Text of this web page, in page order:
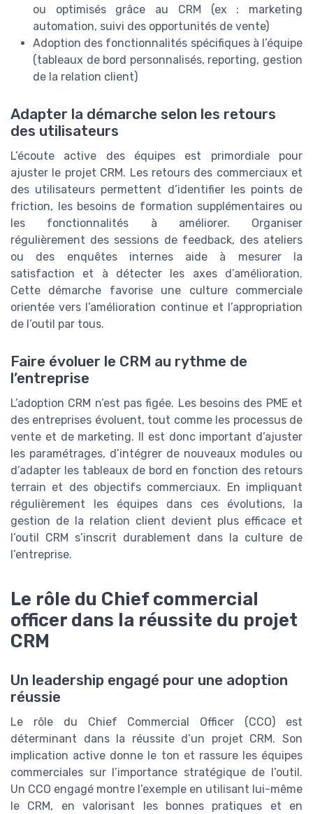
ou optimisés grâce au CRM (ex : marketing
automation, suivi des opportunités de vente)
Adoption des fonctionnalités spécifiques à l’équipe
(tableaux de bord personnalisés, reporting, gestion
de la relation client)
Adapter la démarche selon les retours
des utilisateurs
L’écoute active des équipes est primordiale pour
ajuster le projet CRM. Les retours des commerciaux et
des utilisateurs permettent d’identifier les points de
friction, les besoins de formation supplémentaires ou
les fonctionnalités à améliorer. Organiser
régulièrement des sessions de feedback, des ateliers
ou des enquêtes internes aide à mesurer la
satisfaction et à détecter les axes d’amélioration.
Cette démarche favorise une culture commerciale
orientée vers l’amélioration continue et l’appropriation
de l’outil par tous.
Faire évoluer le CRM au rythme de
l’entreprise
L’adoption CRM n’est pas figée. Les besoins des PME et
des entreprises évoluent, tout comme les processus de
vente et de marketing. Il est donc important d’ajuster
les paramétrages, d’intégrer de nouveaux modules ou
d’adapter les tableaux de bord en fonction des retours
terrain et des objectifs commerciaux. En impliquant
régulièrement les équipes dans ces évolutions, la
gestion de la relation client devient plus efficace et
l’outil CRM s’inscrit durablement dans la culture de
l’entreprise.
Le rôle du Chief commercial
officer dans la réussite du projet
CRM
Un leadership engagé pour une adoption
réussie
Le rôle du Chief Commercial Officer (CCO) est
déterminant dans la réussite d’un projet CRM. Son
implication active donne le ton et rassure les équipes
commerciales sur l’importance stratégique de l’outil.
Un CCO engagé montre l’exemple en utilisant lui-même
le CRM, en valorisant les bonnes pratiques et en